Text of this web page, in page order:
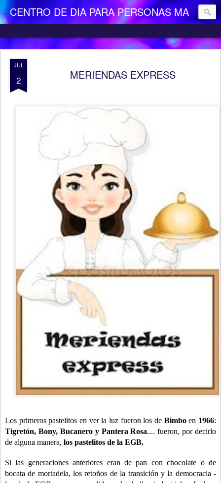
CENTRO DE DIA PARA PERSONAS MAYORES DEPENDIENTES "LA CAMOCHA"
JUL
2 MERIENDAS EXPRESS
Los primeros pastelitos en ver la luz fueron los de Bimboen 1966:
Tigretón, Bony, Bucanero y Pantera Rosa.... fueron, por decirlo
de alguna manera, los pastelitos de la EGB.
Si las generaciones anteriores eran de pan con chocolate o de
bocata de mortadela, los retoños de la transición y la democracia -